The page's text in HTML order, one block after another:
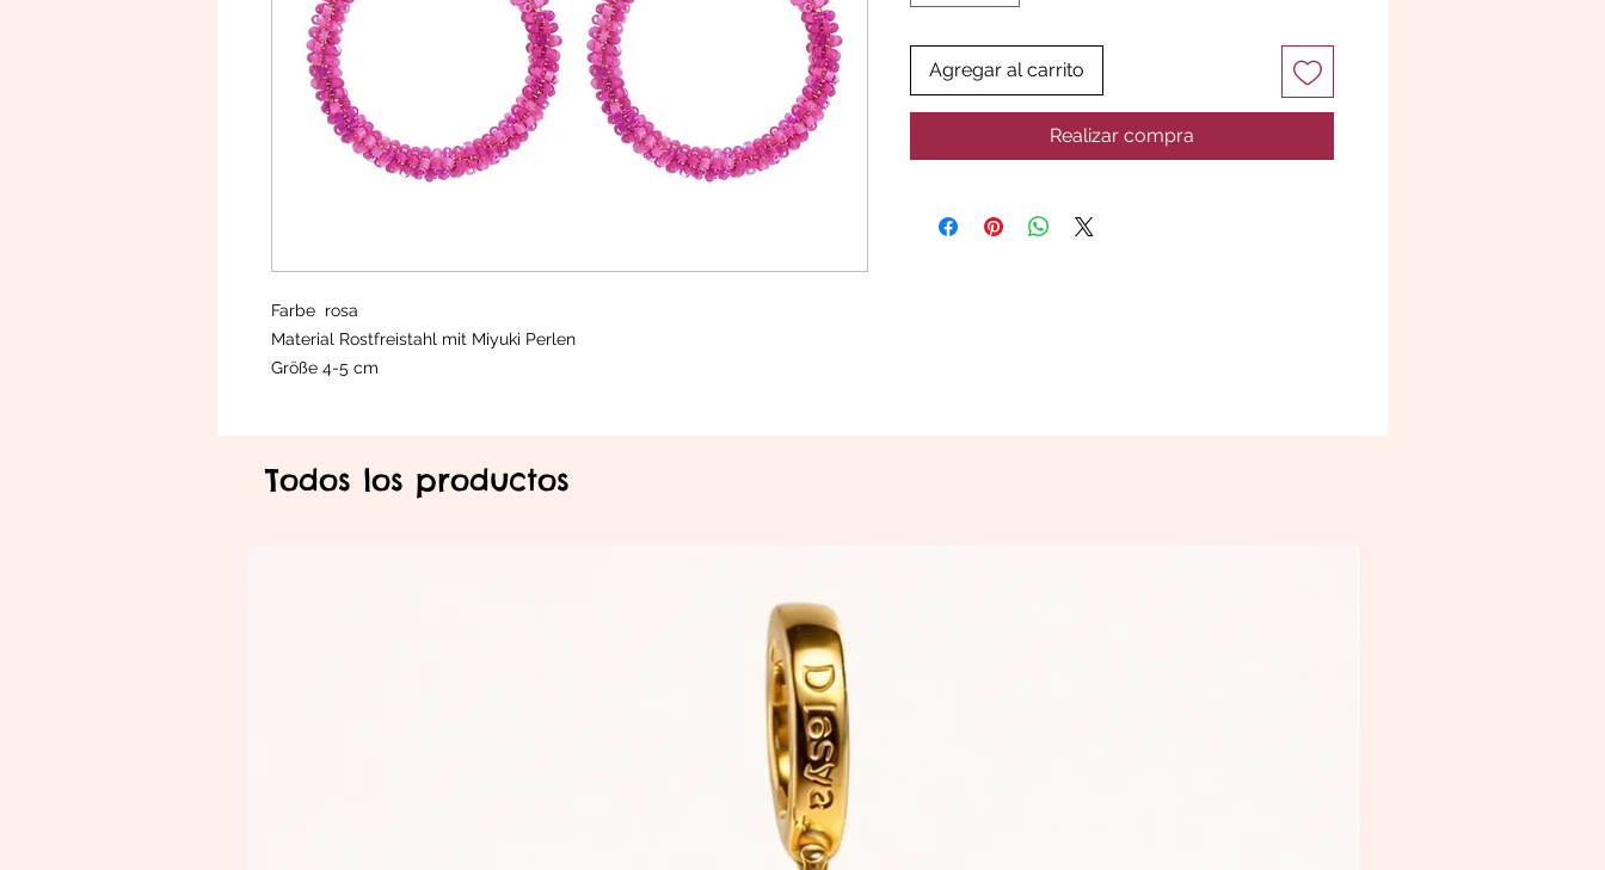
Farbe rosa
Material Rostfreistahl mit Miyuki Perlen
Größe 4-5 cm
Agregar al carrito
Realizar compra
Todos los productos